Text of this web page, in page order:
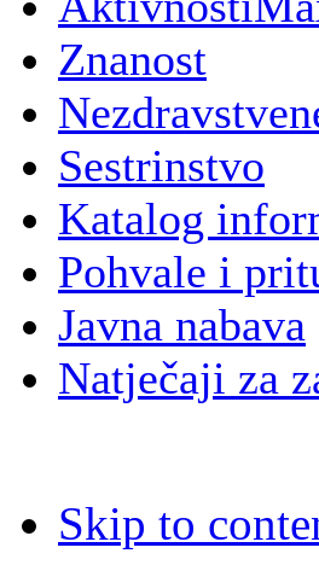
Znanost
Sestrinstvo
Katalog
Pohvale i
Javna nabava
Natječaji za
Skip to